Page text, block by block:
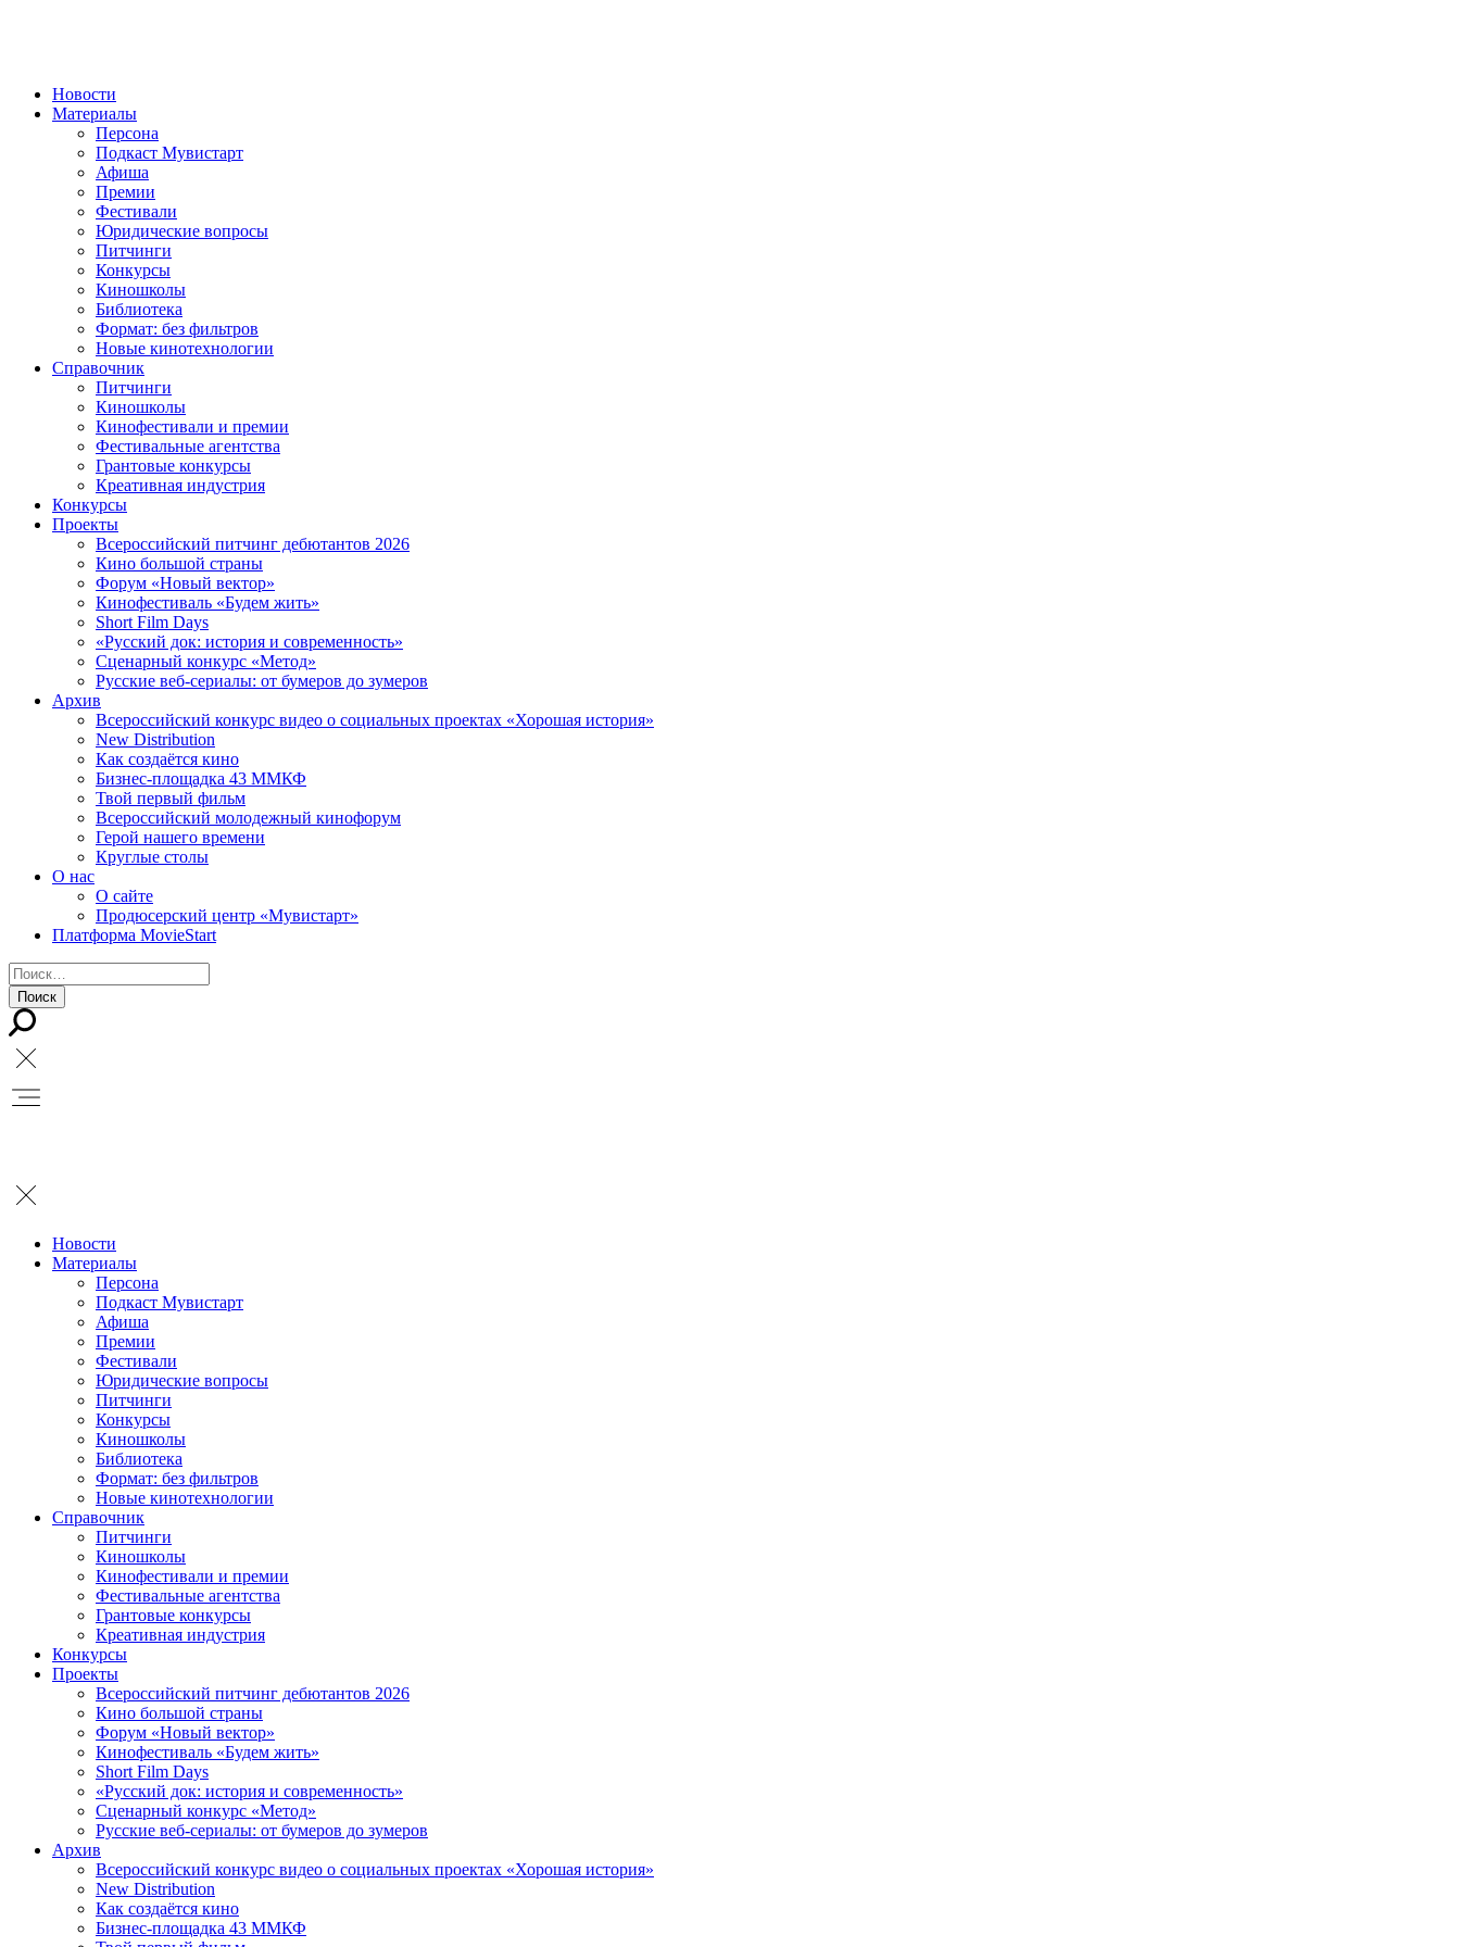
Новости
Материалы
Персона
Подкаст Мувистарт
Афиша
Премии
Фестивали
Юридические вопросы
Питчинги
Конкурсы
Киношколы
Библиотека
Формат: без фильтров
Новые кинотехнологии
Справочник
Питчинги
Киношколы
Кинофестивали и премии
Фестивальные агентства
Грантовые конкурсы
Креативная индустрия
Конкурсы
Проекты
Всероссийский питчинг дебютантов 2026
Кино большой страны
Форум «Новый вектор»
Кинофестиваль «Будем жить»
Short Film Days
«Русский док: история и современность»
Сценарный конкурс «Метод»
Русские веб-сериалы: от бумеров до зумеров
Архив
Всероссийский конкурс видео о социальных проектах «Хорошая история»
New Distribution
Как создаётся кино
Бизнес-площадка 43 ММКФ
Твой первый фильм
Всероссийский молодежный кинофорум
Герой нашего времени
Круглые столы
О нас
О сайте
Продюсерский центр «Мувистарт»
Платформа MovieStart
Новости
Материалы
Персона
Подкаст Мувистарт
Афиша
Премии
Фестивали
Юридические вопросы
Питчинги
Конкурсы
Киношколы
Библиотека
Формат: без фильтров
Новые кинотехнологии
Справочник
Питчинги
Киношколы
Кинофестивали и премии
Фестивальные агентства
Грантовые конкурсы
Креативная индустрия
Конкурсы
Проекты
Всероссийский питчинг дебютантов 2026
Кино большой страны
Форум «Новый вектор»
Кинофестиваль «Будем жить»
Short Film Days
«Русский док: история и современность»
Сценарный конкурс «Метод»
Русские веб-сериалы: от бумеров до зумеров
Архив
Всероссийский конкурс видео о социальных проектах «Хорошая история»
New Distribution
Как создаётся кино
Бизнес-площадка 43 ММКФ